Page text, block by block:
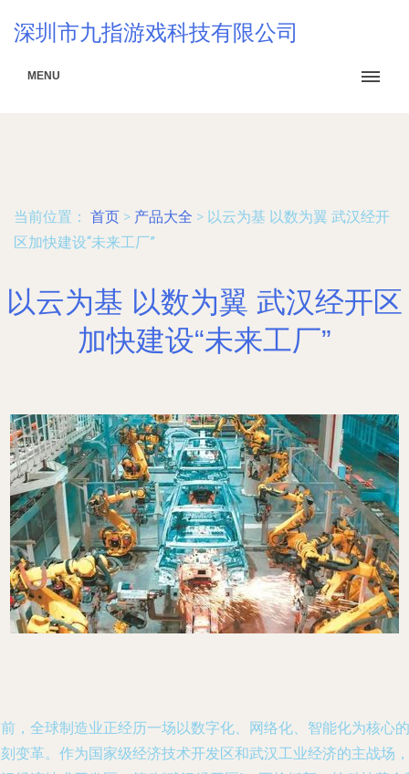
深圳市九指游戏科技有限公司
MENU
当前位置： 首页 > 产品大全 > 以云为基 以数为翼 武汉经开
区加快建设“未来工厂”
以云为基 以数为翼 武汉经开区
加快建设“未来工厂”
，全球制造业正经历一场以数字化、网络化、智能化为核心的
变革。作为国家级经济技术开发区和武汉工业经济的主战场，